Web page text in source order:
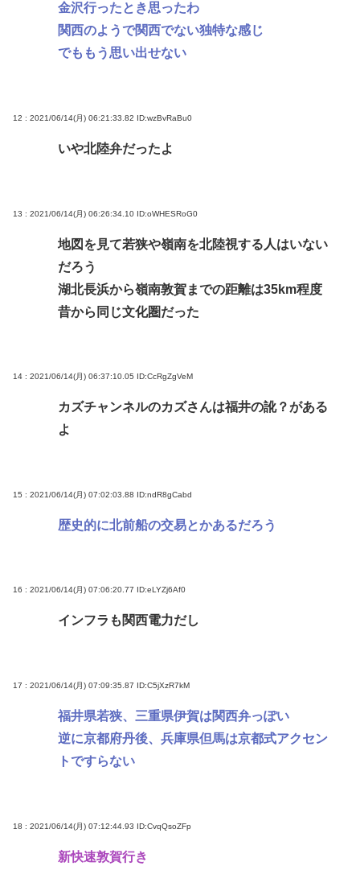
金沢行ったとき思ったわ
関西のようで関西でない独特な感じ
でももう思い出せない
12 : 2021/06/14(月) 06:21:33.82 ID:wzBvRaBu0
いや北陸弁だったよ
13 : 2021/06/14(月) 06:26:34.10 ID:oWHESRoG0
地図を見て若狭や嶺南を北陸視する人はいない
だろう
湖北長浜から嶺南敦賀までの距離は35km程度
昔から同じ文化圏だった
14 : 2021/06/14(月) 06:37:10.05 ID:CcRgZgVeM
カズチャンネルのカズさんは福井の訛？がある
よ
15 : 2021/06/14(月) 07:02:03.88 ID:ndR8gCabd
歴史的に北前船の交易とかあるだろう
16 : 2021/06/14(月) 07:06:20.77 ID:eLYZj6Af0
インフラも関西電力だし
17 : 2021/06/14(月) 07:09:35.87 ID:C5jXzR7kM
福井県若狭、三重県伊賀は関西弁っぽい
逆に京都府丹後、兵庫県但馬は京都式アクセン
トですらない
18 : 2021/06/14(月) 07:12:44.93 ID:CvqQsoZFp
新快速敦賀行き